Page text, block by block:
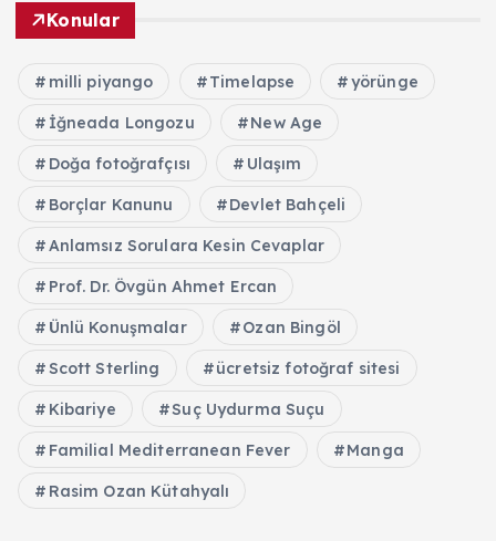
Konular
milli piyango Timelapse yörünge
İğneada Longozu New Age
Doğa fotoğrafçısı Ulaşım
Borçlar Kanunu Devlet Bahçeli
Anlamsız Sorulara Kesin Cevaplar
Prof. Dr. Övgün Ahmet Ercan
Ünlü Konuşmalar Ozan Bingöl
Scott Sterling ücretsiz fotoğraf sitesi
Kibariye Suç Uydurma Suçu
Familial Mediterranean Fever Manga
Rasim Ozan Kütahyalı